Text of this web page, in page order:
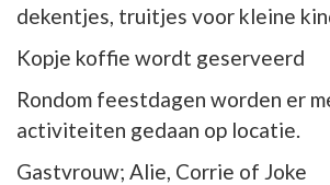
dekentjes, truitjes voor kleine
Kopje koffie wordt geserveerd
Rondom feestdagen worden er
activiteiten gedaan op locatie.
Gastvrouw; Alie, Corrie of Joke